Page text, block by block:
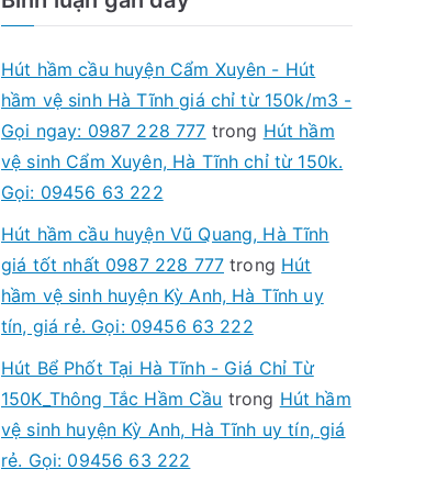
Hút hầm cầu huyện Cẩm Xuyên - Hút
hầm vệ sinh Hà Tĩnh giá chỉ từ 150k/m3 -
Gọi ngay: 0987 228 777 trong Hút hầm
vệ sinh Cẩm Xuyên, Hà Tĩnh chỉ từ 150k.
Gọi: 09456 63 222
Hút hầm cầu huyện Vũ Quang, Hà Tĩnh
giá tốt nhất 0987 228 777 trong Hút
hầm vệ sinh huyện Kỳ Anh, Hà Tĩnh uy
tín, giá rẻ. Gọi: 09456 63 222
Hút Bể Phốt Tại Hà Tĩnh - Giá Chỉ Từ
150K_Thông Tắc Hầm Cầu trong Hút hầm
vệ sinh huyện Kỳ Anh, Hà Tĩnh uy tín, giá
rẻ. Gọi: 09456 63 222